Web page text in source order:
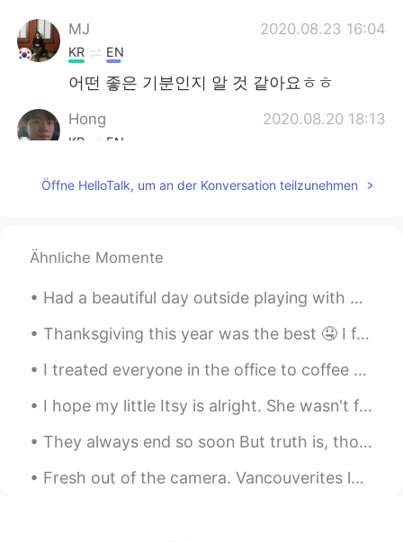
MJ 2020.08.23 16:04
KR EN
어떤 좋은 기분인지 알 것 같아요ㅎㅎ
Hong 2020.08.20 18:13
KR EN
@Korean teacher
Korean teacher 2020.08.13 22:07
Öffne HelloTalk, um an der Konversation teilzunehmen
Ähnliche Momente
Had a beautiful day outside playing with my kids. I hope you all had a happy day😊 밖에서 아이들과 즐거운 하...
Thanksgiving this year was the best 🤤 I forgot to take a picture of the turkey because I was too ...
I treated everyone in the office to coffee today because I'm about to leave my job. My colleague ...
I hope my little Itsy is alright. She wasn't feeling well earlier, and it really scared me. 😔❤ 私は...
They always end so soon But truth is, though our days are through There's a part of me that's a ...
Fresh out of the camera. Vancouverites long for the summer so much! After having so many cloudy a...